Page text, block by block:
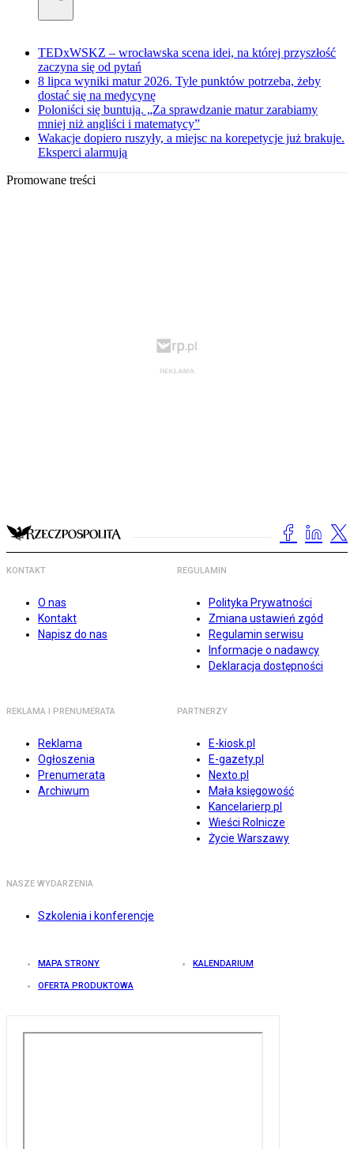
TEDxWSKZ – wrocławska scena idei, na której przyszłość
zaczyna się od pytań
8 lipca wyniki matur 2026. Tyle punktów potrzeba, żeby
dostać się na medycynę
Poloniści się buntują. „Za sprawdzanie matur zarabiamy
mniej niż angliści i matematycy”
Wakacje dopiero ruszyły, a miejsc na korepetycje już brakuje.
Eksperci alarmują
Promowane treści
KONTAKT
O nas
Kontakt
Napisz do nas
REGULAMIN
Polityka Prywatności
Zmiana ustawień zgód
Regulamin serwisu
Informacje o nadawcy
Deklaracja dostępności
REKLAMA I PRENUMERATA
Reklama
Ogłoszenia
Prenumerata
Archiwum
PARTNERZY
E-kiosk.pl
E-gazety.pl
Nexto.pl
Mała księgowość
Kancelarierp.pl
Wieści Rolnicze
Życie Warszawy
NASZE WYDARZENIA
Szkolenia i konferencje
MAPA STRONY KALENDARIUM
OFERTA PRODUKTOWA